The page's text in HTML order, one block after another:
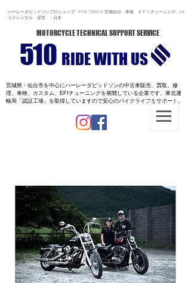
ハーレーダビッドソンプロショップ FIVE TEN510 宮城仙台 車検 ＥＦＩチューニング バ
イクレンタル 保管 | 日本
MOTORCYCLE TECHNICAL SUPPORT SERVICE
510 RIDE WITH US
宮城県・仙台市を中心にハーレーダビッドソンの中古車販売、買取、修
理、車検、カスタム、EFIチューニングを展開している企業です。 東北運
輸局「認証工場」を取得していますので安心のバイクライフをサポート。